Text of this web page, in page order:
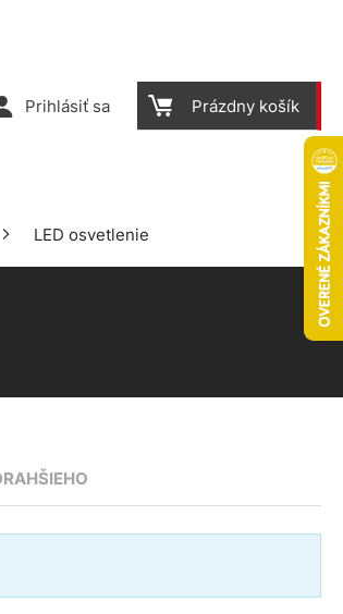
Prihlásiť sa Prázdny košík
LED osvetlenie